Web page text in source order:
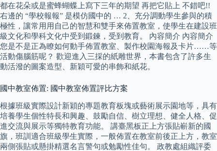
都在花朵或是蜜蜂蝴蝶上寫下三年的期望 再把它貼上 不錯吧!!
右邊的 “學校報報” 是模仿國中的 … 2、充分調動學生參與的積
極性，讓常用用自己的智慧和雙手來佈置教室，使學生在建設班
級文化和學科文化中受到鍛鍊，受到教育。 內容簡介 內容簡介
您是不是正為瞭如何動手佈置教室、製作校園海報及卡片……等
活動傷腦筋呢？ 歡迎進入三採的紙雕世界，本書包含了許多生
動活潑的圖案造型、新穎可愛的串飾和紙花。
國中教室佈置: 國中教室佈置評比方案
根據班級實際設計新穎的專題教育板塊或藝術展示園地等，具有
培養學生個性特長和興趣、鼓勵自信、樹立理想、健全人格、促
進交流與展示等獨特教育功能。 講臺黑板正上方張貼嶄新的國
旗，班訓適合班級學生實際，一般佈置在教室前後正上方，教室
兩側張貼或懸掛精選名言警句或勉勵性佳句。 政教處組織評委